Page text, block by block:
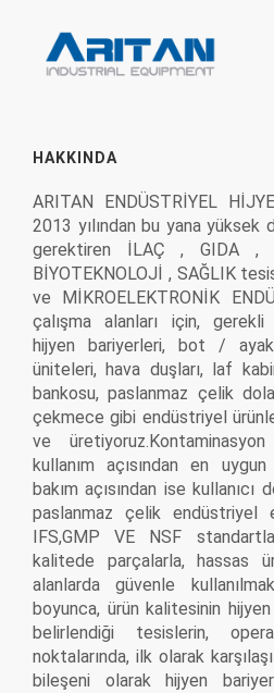
HAKKINDA
ARITAN ENDÜSTRİYEL
2013 yılından bu yana yüksek
gerektiren İLAÇ , GIDA ,
BİYOTEKNOLOJİ , SAĞLIK
ve MİKROELEKTRONİK
çalışma alanları için, gerekli
hijyen bariyerleri, bot /
üniteleri, hava duşları, laf
bankosu, paslanmaz çelik
çekmece gibi endüstriyel
ve
kullanım açısından en
bakım açısından ise
paslanmaz çelik endüstriyel
IFS,GMP VE NSF
kalitede parçalarla, hassas
alanlarda güvenle
boyunca, ürün kalitesinin
belirlendiği tesislerin,
noktalarında, ilk olarak
bileşeni olarak hijyen